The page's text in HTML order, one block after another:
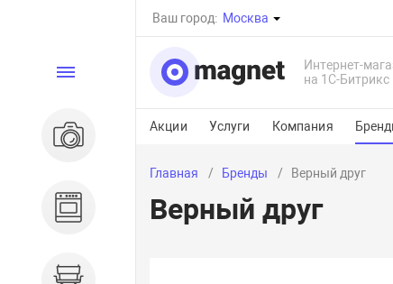
Ваш город: Москва
Интернет-
на 1С-Битрикс
Акции Услуги Компания
Каталог
Электроника
Бытовая техника
Главная Бренды Верный друг
Верный друг